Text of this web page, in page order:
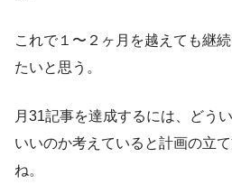
これで１〜２ヶ月を越えても継
たいと思う。
月31記事を達成するには、どう
いいのか考えていると計画の立
ね。